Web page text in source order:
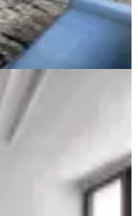
Satılık 1+1